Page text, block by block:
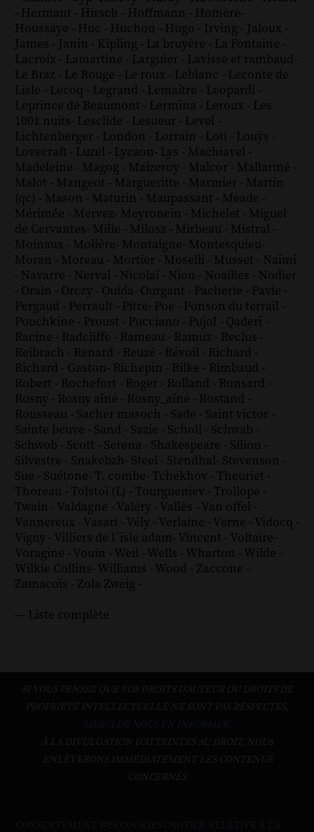
- Hermant - Hirsch - Hoffmann - Homère-
Houssaye - Huc - Huchon - Hugo - Irving - Jaloux -
James - Janin - Kipling - La bruyère - La Fontaine -
Lacroix - Lamartine - Larguier - Lavisse et rambaud-
Le Braz - Le Rouge - Le roux - Leblanc - Leconte de
Lisle - Lecoq - Legrand - Lemaître - Leopardi -
Leprince de Beaumont - Lermina - Leroux - Les
1001 nuits- Lesclide - Lesueur - Level -
Lichtenberger - London - Lorrain - Loti - Louÿs -
Lovecraft - Luzel - Lycaon- Lys - Machiavel -
Madeleine - Magog - Maizeroy - Malcor - Mallarmé -
Malot - Mangeot - Margueritte - Marmier - Martin
(qc) - Mason - Maturin - Maupassant - Meade -
Mérimée - Mervez- Meyronein - Michelet - Miguel
de Cervantes- Mille - Milosz - Mirbeau - Mistral -
Moinaux - Molière- Montaigne- Montesquieu-
Moran - Moreau - Mortier - Moselli - Musset - Naïmi
- Navarre - Nerval - Nicolaï - Nion - Noailles - Nodier
- Orain - Orczy - Ouida- Ourgant - Pacherie - Pavie -
Pergaud - Perrault - Pitre- Poe - Ponson du terrail -
Pouchkine - Proust - Pucciano - Pujol - Qaderi -
Racine - Radcliffe - Rameau - Ramuz - Reclus -
Reibrach - Renard - Reuzé - Révoil - Richard -
Richard - Gaston- Richepin - Rilke - Rimbaud -
Robert - Rochefort - Roger - Rolland - Ronsard -
Rosny - Rosny aîné - Rosny_aîné - Rostand -
Rousseau - Sacher masoch - Sade - Saint victor -
Sainte beuve - Sand - Sazie - Scholl - Schwab -
Schwob - Scott - Serena - Shakespeare - Silion -
Silvestre - Snakebzh- Steel - Stendhal- Stevenson -
Sue - Suétone- T. combe- Tchekhov - Theuriet -
Thoreau - Tolstoï (L) - Tourgueniev - Trollope -
Twain - Valdagne - Valéry - Vallès - Van offel -
Vannereux - Vasari - Vély - Verlaine - Verne - Vidocq -
Vigny - Villiers de l´isle adam- Vincent - Voltaire-
Voragine - Vouin - Weil - Wells - Wharton - Wilde -
Wilkie Collins- Williams - Wood - Zaccone -
Zamacoïs - Zola Zweig -
--- Liste complète